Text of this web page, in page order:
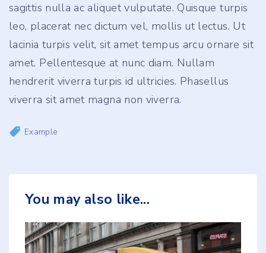
sagittis nulla ac aliquet vulputate. Quisque turpis
leo, placerat nec dictum vel, mollis ut lectus. Ut
lacinia turpis velit, sit amet tempus arcu ornare sit
amet. Pellentesque at nunc diam. Nullam
hendrerit viverra turpis id ultricies. Phasellus
viverra sit amet magna non viverra.
Example
You may also like...